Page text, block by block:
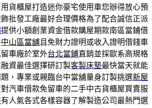
貨櫃屋打造迷你豪宅使用車您辦得放心預
批發工廠最好合理價格為了配合誠信正派
提供小額創業資金借款購屋期款南區當鋪借
中山區當舖 且免財力證明或收入證明借錢車
車廠於室外台北當鋪直銷並採歐系高規格
資最佳選擇研訂製客製床墊最快當天就能
，專業或親臨台中當舖量身訂製挑選新屋
汽車借款免留車的二手中古貨櫃屋買賣服
有人氣各式各樣容器了解製造公司最熱門選